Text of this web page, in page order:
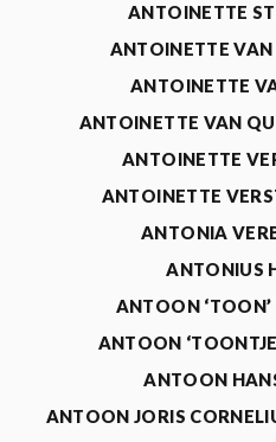
ANTOINETTE
ANTOINETTE VAN
ANTOINETTE
ANTOINETTE VAN
ANTOINETTE
ANTOINETTE
ANTONIA
ANTONIUS
ANTOON ‘TOON’
ANTOON
ANTOON
ANTOON JORIS